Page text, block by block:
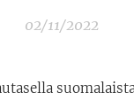
02/11/2022